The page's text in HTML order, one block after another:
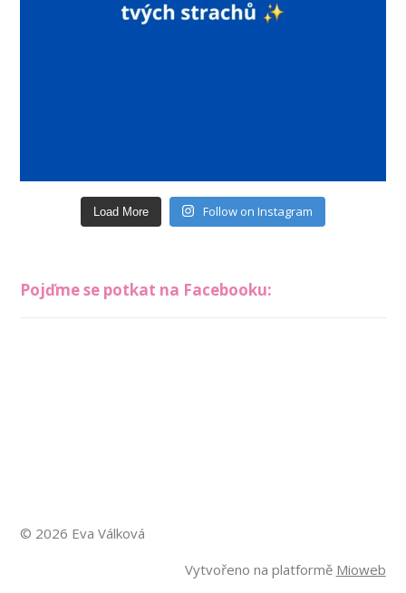
Load More Follow on Instagram
Pojďme se potkat na Facebooku:
© 2026 Eva Válková
Vytvořeno na platformě Mioweb